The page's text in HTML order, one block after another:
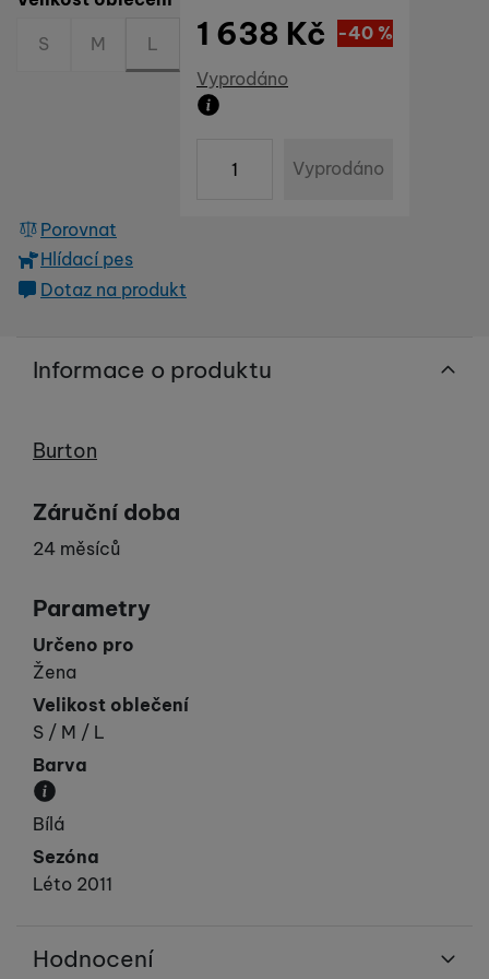
S M L
Dostupnost
Vyprodáno
Sleva
1 092Kč
(
-40 %
1 638 Kč
Vyprodáno
Porovnat
Hlídací pes
Dotaz na produkt
Informace o produktu
Výrobce
Burton
Záruční doba
24 měsíců
Parametry
Určeno pro
Žena
Velikost oblečení
S / M / L
Barva
Převládající barva výrobku.
Bílá
Sezóna
Léto 2011
Hodnocení